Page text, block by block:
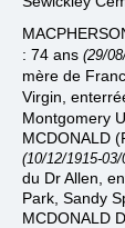
: 74 ans (29/
mère de
Virgin,
Montgomery
MCDONALD
(10/12/1915-03/
du Dr Allen,
Park, Sandy
MCDONALD